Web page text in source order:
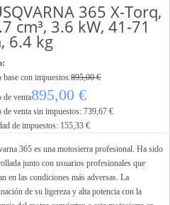
365 X-Torq,
cm³, 3.6 kW, 41-71
6.4 kg
base con impuestos:895,00 €
de venta895,00 €
de venta sin impuestos:739,67 €
de impuestos: 155,33 €
365 es una motosierra profesional. Ha sido
junto con usuarios profesionales que
en las condiciones más adversas. La
de su ligereza y alta potencia con la